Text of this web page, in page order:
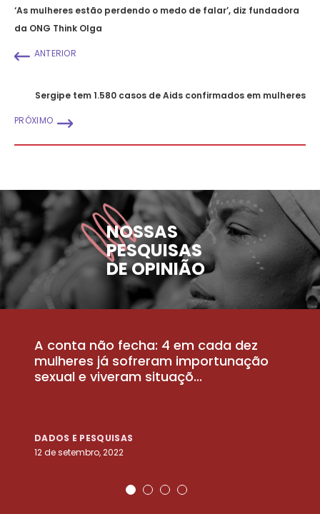
‘As mulheres estão perdendo o medo de falar’, diz fundadora
da ONG Think Olga
ANTERIOR
Sergipe tem 1.580 casos de Aids confirmados em mulheres
PRÓXIMO
NOSSAS
PESQUISAS
DE OPINIÃO
A conta não fecha: 4 em cada dez
mulheres já sofreram importunação
sexual e viveram situaçõ...
DADOS E PESQUISAS
12 de setembro, 2022